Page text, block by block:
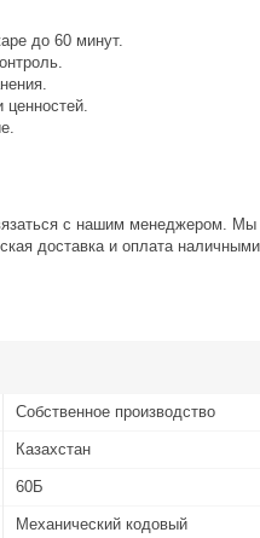
до 60 минут.
с нашим менеджером.
доставка и оплата
Собственное производство
Казахстан
60Б
Механический кодовый